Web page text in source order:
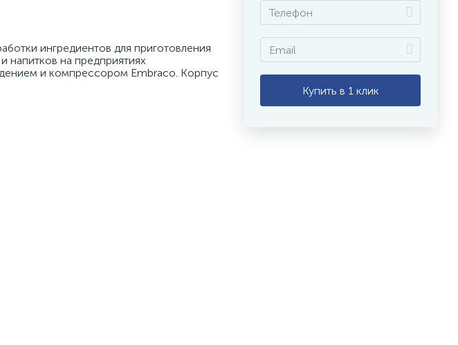
ингредиентов для приготовления
напитков на предприятиях
и компрессором Embraco. Корпус
Купить в 1 клик